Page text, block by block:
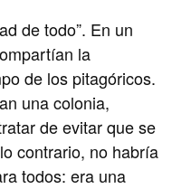
de todo”. En un
la
de los pitagóricos.
una colonia,
de evitar que se
contrario, no habría
todos: era una